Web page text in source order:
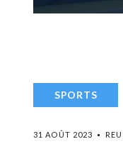
SPORTS
31 AOÛT 2023